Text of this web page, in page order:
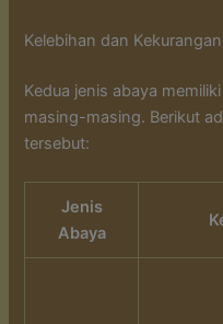
Kelebihan dan
Kedua jenis abaya
masing-masing. Berikut
tersebut:
Jenis
Abaya